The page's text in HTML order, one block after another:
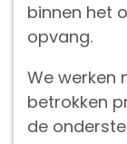
binnen het
opvang.
We werken
betrokken
de